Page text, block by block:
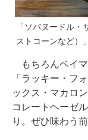
「ソバヌードル
ストコーンなど）」
もちろんベイマ
「ラッキー・フ
ックス・マカロ
コレートヘーゼ
り。ぜひ味わう